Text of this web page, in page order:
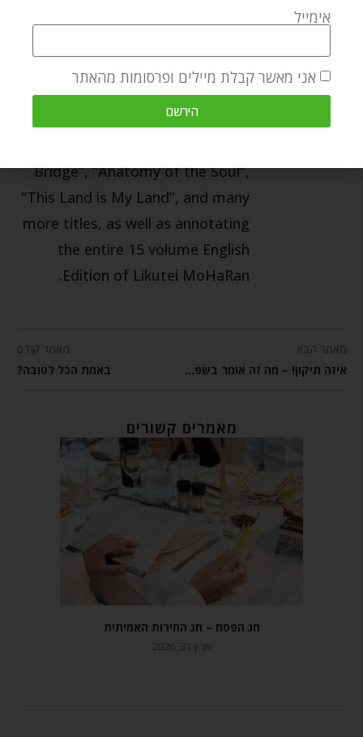
Russian, Spanish, French, and
even Korean. Chaim himself, is the
author of “Through Fire and
Bridge”, “Anatomy of the Soul”,
“This Land is My Land”, and many
more titles, as well as annotating
the entire 15 volume English
Edition of Likutei MoHaRan.
מאמר הבא
איזה תיקון! – מה זה אומר בשפת הברסלב?
מאמר קודם
באמת הכל לטובה?
מאמרים קשורים
חג הפסח – חג החירות האמיתית
מרץ 31, 2026
אימייל
אני מאשר קבלת מיילים ופרסומות מהאתר
הירשם